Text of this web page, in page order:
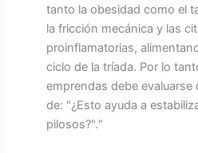
tanto la obesidad como el
la fricción mecánica y las
proinflamatorias,
ciclo de la tríada. Por lo
emprendas debe evaluarse
de: "¿Esto ayuda a
pilosos?".“